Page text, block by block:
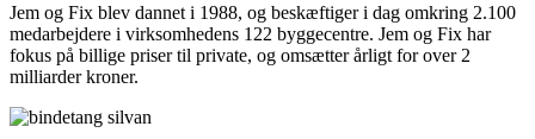
Jem og Fix blev dannet i 1988, og beskæftiger i dag omkring 2.100
medarbejdere i virksomhedens 122 byggecentre. Jem og Fix har
fokus på billige priser til private, og omsætter årligt for over 2
milliarder kroner.